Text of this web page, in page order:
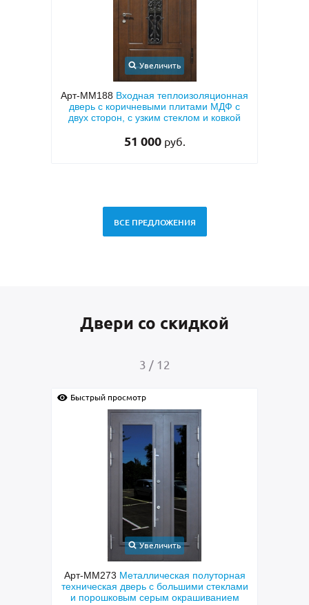
Входная теплоизоляционная
плитами МДФ с
с узким стеклом и ковкой
Арт-ММ50Входная
МДФ ПВХ коричневого
ВСЕ ПРЕДЛОЖЕНИЯ
Двери со скидкой
4 / 12
Металлическая полуторная
дверь с большими стеклами
серым окрашиванием
Арт-ММ269
парадная дверь с МДФ,
латуни, фрамугой, ручкой-